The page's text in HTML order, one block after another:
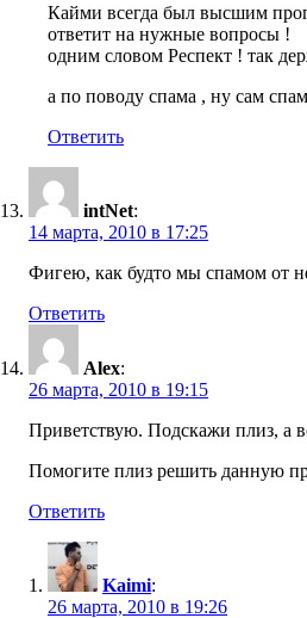
Кайми всегда был высшим
ответит на нужные вопросы !
одним словом Респект ! так
а по поводу спама , ну сам
Ответить
intNet:
14 марта, 2010 в 17:25
Фигею, как будто мы спамом от
Ответить
Alex:
26 марта, 2010 в 19:15
Приветствую. Подскажи плиз, а
Помогите плиз решить данную
Ответить
Kaimi:
26 марта, 2010 в 19:26